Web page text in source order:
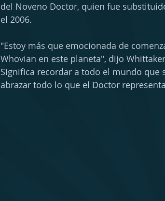
del Noveno Doctor, quien fue
el 2006.
"Estoy más que emocionada de
Whovian en este planeta", dijo
Significa recordar a todo el mundo que
abrazar todo lo que el Doctor